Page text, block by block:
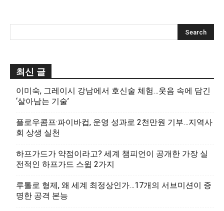
최신 글
이미숙, 그레이시 강남에서 호신술 체험…웃음 속에 담긴
‘살아남는 기술’
플로우콤프·파이바컵, 운영 성과로 2천만원 기부…지역사
회 상생 실천
하프가드가 약점이라고? 세계 챔피언이 공개한 가장 실
전적인 하프가드 스윕 2가지
루톨로 형제, 왜 세계 최정상인가…17개의 서브미션이 증
명한 공격 본능